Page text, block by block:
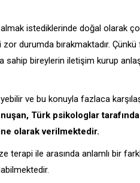
istediklerinde doğal olarak
durumda bırakmaktadır. Çünkü
bireylerin iletişim kurup
ve bu konuyla fazlaca
Türk psikologlar
olarak verilmektedir.
ile arasında anlamlı bir